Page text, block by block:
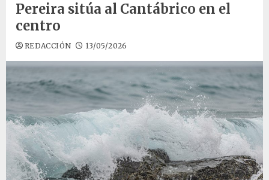
Pereira sitúa al Cantábrico en el
centro
REDACCIÓN 13/05/2026